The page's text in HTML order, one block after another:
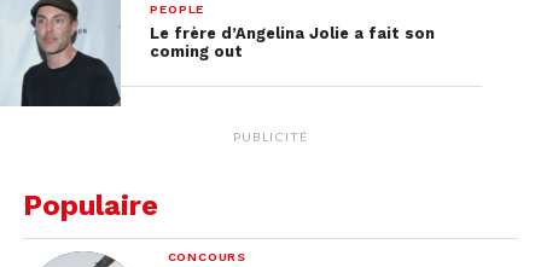
PEOPLE
Le frère d’Angelina Jolie a fait son
coming out
PUBLICITÉ
Populaire
CONCOURS